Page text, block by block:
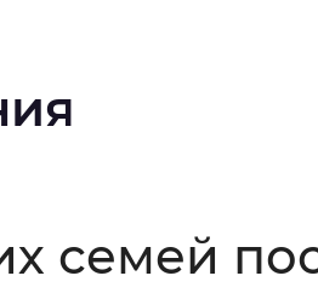
Увеличенный
семей